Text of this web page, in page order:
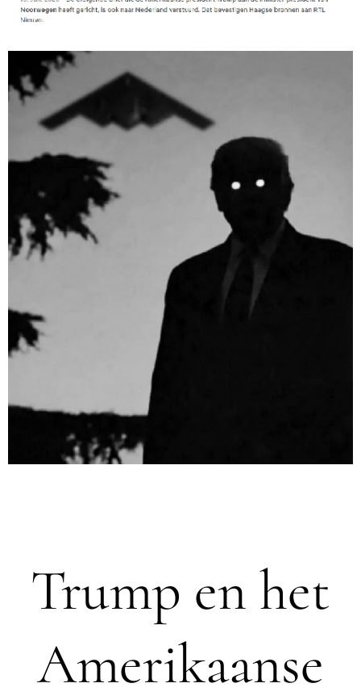
Trump en het
Amerikaanse